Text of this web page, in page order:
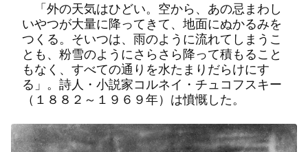
「外の天気はひどい。空から、あの忌まわし
いやつが大量に降ってきて、地面にぬかるみを
つくる。そいつは、雨のように流れてしまうこ
とも、粉雪のようにさらさら降って積もること
もなく、すべての通りを水たまりだらけにす
る」。詩人・小説家コルネイ・チュコフスキー
（１８８２～１９６９年）は憤慨した。